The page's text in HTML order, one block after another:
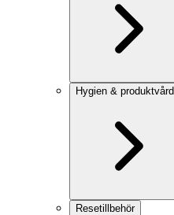
Hygien & produktvård
Resetillbehör